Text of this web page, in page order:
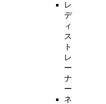
レ
デ
ィ
ス
ト
レ
ー
ナ
ー
ネ